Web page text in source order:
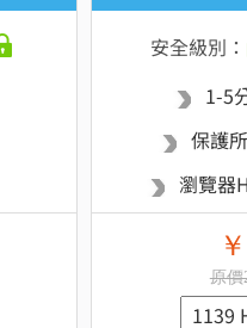
安全級別：
1-5
保護
瀏覽器
原價